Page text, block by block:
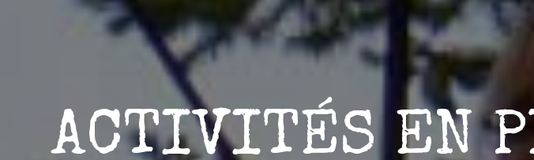
ACTIVITÉS EN